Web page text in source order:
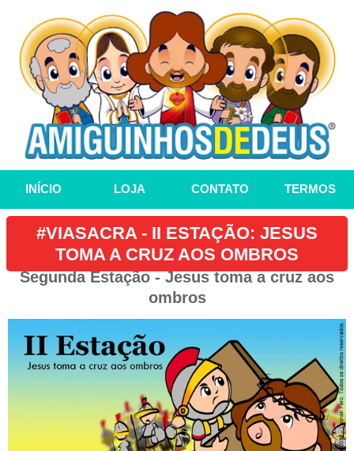
INÍCIO LOJA CONTATO TERMOS
#VIASACRA - II ESTAÇÃO: JESUS
TOMA A CRUZ AOS OMBROS
Segunda Estação - Jesus toma a cruz aos
ombros